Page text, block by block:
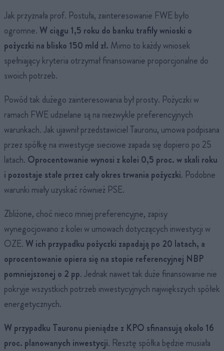
Jak przyznała prof. Postuła, zainteresowanie FWE było
ogromne. W ciągu 1,5 roku do banku trafiły wnioski o
pożyczki na blisko 150 mld zł. Mimo to każdy wniosek
spełniający kryteria otrzymał finansowanie proporcjonalne do
swoich potrzeb.
Powód tak dużego zainteresowania był prosty. Pożyczki w
ramach FWE udzielane są na niezwykle preferencyjnych
warunkach. Jak ujawnił przedstawiciel Tauronu, umowa podpisana
przez spółkę na inwestycje sieciowe zapada się dopiero po 25
latach. Oprocentowanie wynosi z kolei 0,5 proc. w skali roku
i pozostaje stałe przez cały okres trwania pożyczki. Podobne
warunki miały uzyskać również PSE.
Zbliżone, choć nieco mniej preferencyjne, zapisy
wynegocjowano z kolei w umowach dotyczących inwestycji w
OZE. W ich przypadku pożyczki zapadają po 20 latach, a
oprocentowanie opiera się na stopie referencyjnej NBP
pomniejszonej o 2 pp. Jednak nawet tak duże finansowanie nie
pokryje wszystkich potrzeb inwestycyjnych największych spółek
energetycznych.
W przypadku Tauronu pieniądze z KPO sfinansują około 16
proc. planowanych inwestycji. Resztę spółka będzie musiała